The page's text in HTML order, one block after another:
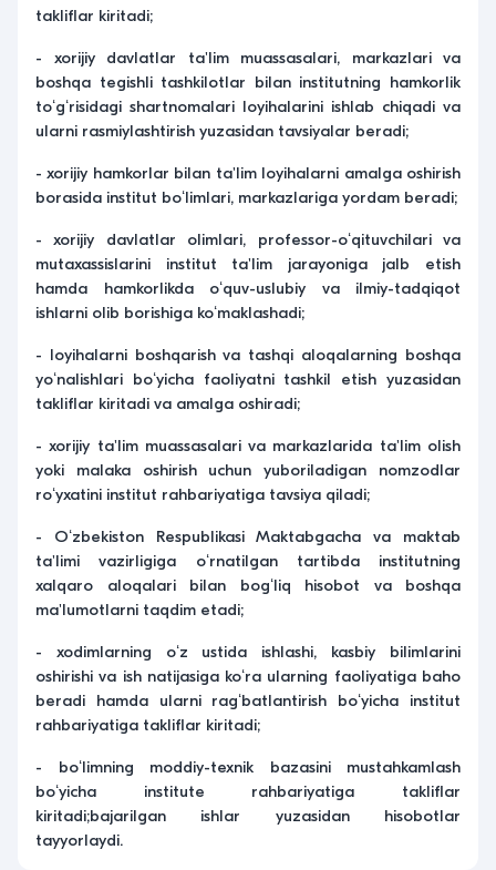
takliflar kiritadi;
- xorijiy davlatlar ta'lim muassasalari, markazlari va
boshqa tegishli tashkilotlar bilan institutning hamkorlik
toʻgʻrisidagi shartnomalari loyihalarini ishlab chiqadi va
ularni rasmiylashtirish yuzasidan tavsiyalar beradi;
- xorijiy hamkorlar bilan ta'lim loyihalarni amalga oshirish
borasida institut boʻlimlari, markazlariga yordam beradi;
- xorijiy davlatlar olimlari, professor-oʻqituvchilari va
mutaxassislarini institut ta'lim jarayoniga jalb etish
hamda hamkorlikda oʻquv-uslubiy va ilmiy-tadqiqot
ishlarni olib borishiga koʻmaklashadi;
- loyihalarni boshqarish va tashqi aloqalarning boshqa
yoʻnalishlari boʻyicha faoliyatni tashkil etish yuzasidan
takliflar kiritadi va amalga oshiradi;
- xorijiy ta'lim muassasalari va markazlarida ta'lim olish
yoki malaka oshirish uchun yuboriladigan nomzodlar
roʻyxatini institut rahbariyatiga tavsiya qiladi;
- Oʻzbekiston Respublikasi Maktabgacha va maktab
ta'limi vazirligiga oʻrnatilgan tartibda institutning
xalqaro aloqalari bilan bogʻliq hisobot va boshqa
ma'lumotlarni taqdim etadi;
- xodimlarning oʻz ustida ishlashi, kasbiy bilimlarini
oshirishi va ish natijasiga koʻra ularning faoliyatiga baho
beradi hamda ularni ragʻbatlantirish boʻyicha institut
rahbariyatiga takliflar kiritadi;
- boʻlimning moddiy-texnik bazasini mustahkamlash
boʻyicha institute rahbariyatiga takliflar
kiritadi;bajarilgan ishlar yuzasidan hisobotlar
tayyorlaydi.